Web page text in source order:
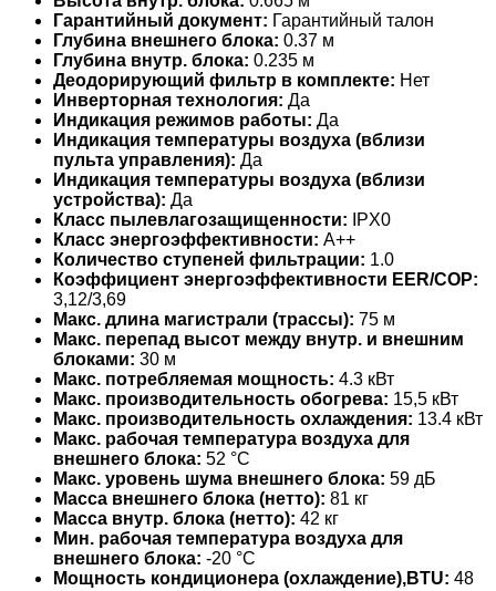
Гарантийный документ: Гарантийный талон
Глубина внешнего блока: 0.37 м
Глубина внутр. блока: 0.235 м
Деодорирующий фильтр в комплекте: Нет
Инверторная технология: Да
Индикация режимов работы: Да
Индикация температуры воздуха (вблизи
пульта управления): Да
Индикация температуры воздуха (вблизи
устройства): Да
Класс пылевлагозащищенности: IPX0
Класс энергоэффективности: A++
Количество ступеней фильтрации: 1.0
Коэффициент энергоэффективности EER/COP:
3,12/3,69
Макс. длина магистрали (трассы): 75 м
Макс. перепад высот между внутр. и внешним
блоками: 30 м
Макс. потребляемая мощность: 4.3 кВт
Макс. производительность обогрева: 15,5 кВт
Макс. производительность охлаждения: 13.4 кВт
Макс. рабочая температура воздуха для
внешнего блока: 52 °С
Макс. уровень шума внешнего блока: 59 дБ
Масса внешнего блока (нетто): 81 кг
Масса внутр. блока (нетто): 42 кг
Мин. рабочая температура воздуха для
внешнего блока: -20 °С
Мощность кондиционера (охлаждение),BTU: 48